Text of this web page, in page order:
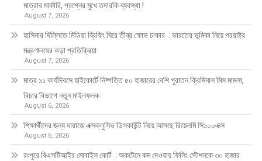
মাত্রার মার্কারি, প্রশ্নের মুখে তদারকি ব্যবস্থা !
August 7, 2026
হাসিনার দিল্লিতে মিডিয়া ব্রিফিং ঘিরে তীব্র ক্ষোভ ঢাকার : ভারতের ভূমিকা নিয়ে পররাষ্ট্র
মন্ত্রণালয়ের কড়া প্রতিক্রিয়া
August 7, 2026
মাত্র ১১ কার্যদিবসে হাইকোর্টে নিষ্পত্তি ৫০ হাজারের বেশি পুরাতন ক্রিমিনাল মিস মামলা,
বিচার বিভাগে নতুন মাইলফলক
August 6, 2026
শিক্ষার্থীদের জন্য দারাজে এক্সক্লুসিভ ডিসকাউন্ট নিয়ে আসছে রিয়েলমি সি১০০এক্স
August 6, 2026
রংপুরে বিএসটিআইর মোবাইল কোর্ট : অকটেনে কম দেওয়ায় ফিলিং স্টেশনকে ৩০ হাজার